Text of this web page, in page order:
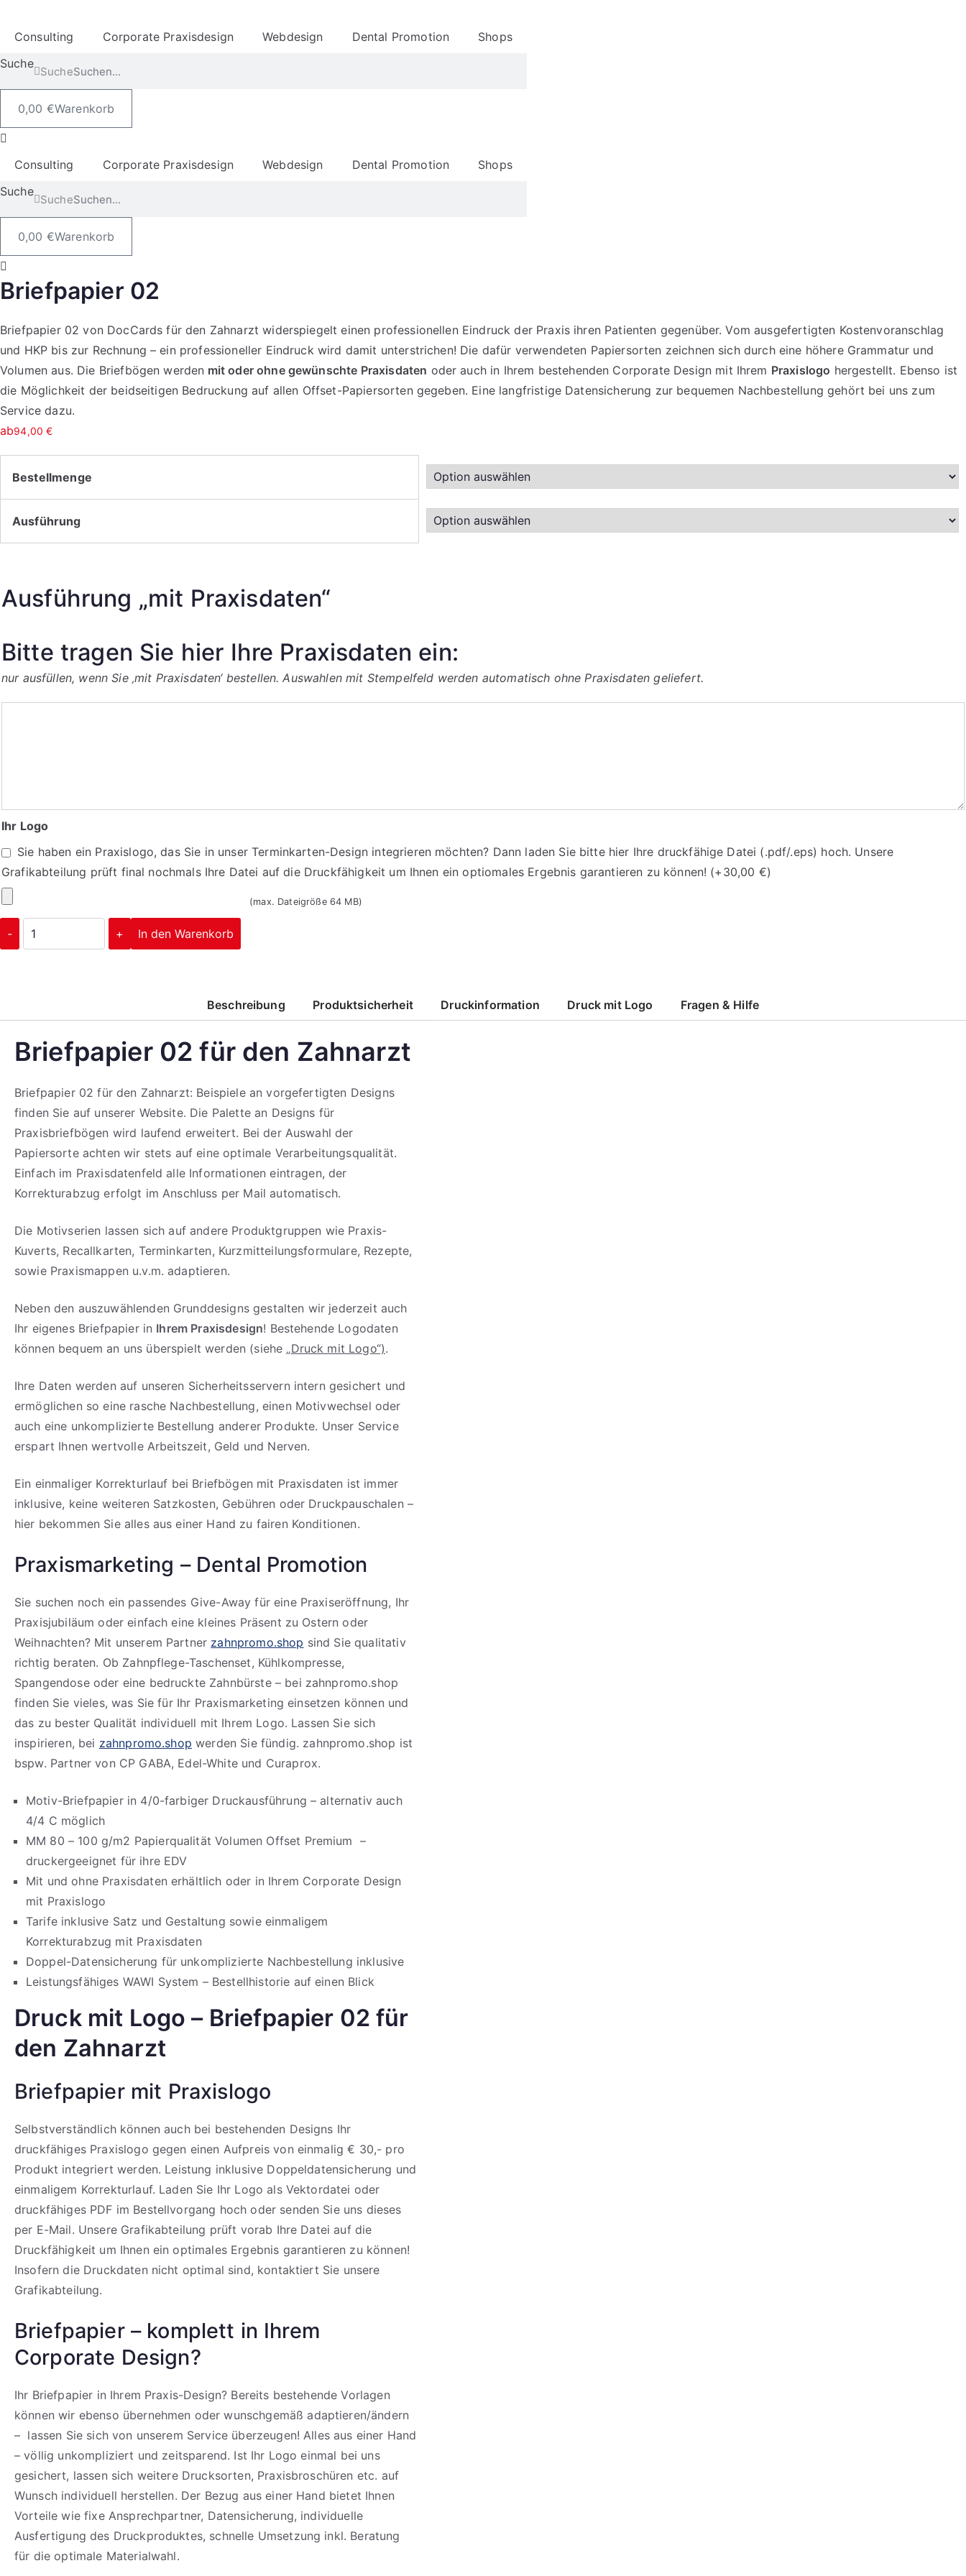
Consulting Corporate Praxisdesign Webdesign Dental Promotion
Shops
Suche
Suche
0,00 €Warenkorb
Consulting Corporate Praxisdesign Webdesign Dental Promotion
Shops
Suche
Suche
0,00 €Warenkorb
Briefpapier 02
Briefpapier 02 von DocCards für den Zahnarzt widerspiegelt einen professionellen Eindruck der Praxis ihren Patienten gegenüber. Vom ausgefertigten Kostenvoranschlag
und HKP bis zur Rechnung – ein professioneller Eindruck wird damit unterstrichen! Die dafür verwendeten Papiersorten zeichnen sich durch eine höhere Grammatur und
Volumen aus. Die Briefbögen werden mit oder ohne gewünschte Praxisdaten oder auch in Ihrem bestehenden Corporate Design mit Ihrem Praxislogo hergestellt. Ebenso ist
die Möglichkeit der beidseitigen Bedruckung auf allen Offset-Papiersorten gegeben. Eine langfristige Datensicherung zur bequemen Nachbestellung gehört bei uns zum
Service dazu.
ab94,00€
Bestellmenge
Ausführung
Ausführung „mit Praxisdaten“
Bitte tragen Sie hier Ihre Praxisdaten ein:
nur ausfüllen, wenn Sie ‚mit Praxisdaten‘ bestellen. Auswahlen mit Stempelfeld werden automatisch ohne Praxisdaten geliefert.
Praxisdaten
ein:
Ihr Logo
Sie haben ein Praxislogo, das Sie in unser Terminkarten-Design integrieren möchten? Dann laden Sie bitte hier Ihre druckfähige Datei (.pdf/.eps) hoch. Unsere
Grafikabteilung prüft final nochmals Ihre Datei auf die Druckfähigkeit um Ihnen ein optiomales Ergebnis garantieren zu können! (+ 30,00 €)
Logo
(max. Dateigröße 64 MB)
-
Briefpapier
02
+ In den Warenkorb
Corporate Design
mehr erfahren
Corporate Design
Beschreibung Produktsicherheit Druckinformation Druck mit Logo Fragen & Hilfe
Briefpapier 02 für den Zahnarzt
Briefpapier 02 für den Zahnarzt: Beispiele an vorgefertigten Designs
finden Sie auf unserer Website. Die Palette an Designs für
Praxisbriefbögen wird laufend erweitert. Bei der Auswahl der
Papiersorte achten wir stets auf eine optimale Verarbeitungsqualität.
Einfach im Praxisdatenfeld alle Informationen eintragen, der
Korrekturabzug erfolgt im Anschluss per Mail automatisch.
Die Motivserien lassen sich auf andere Produktgruppen wie Praxis-
Kuverts, Recallkarten, Terminkarten, Kurzmitteilungsformulare, Rezepte,
sowie Praxismappen u.v.m. adaptieren.
Neben den auszuwählenden Grunddesigns gestalten wir jederzeit auch
Ihr eigenes Briefpapier in Ihrem Praxisdesign! Bestehende Logodaten
können bequem an uns überspielt werden (siehe „Druck mit Logo“).
Ihre Daten werden auf unseren Sicherheitsservern intern gesichert und
ermöglichen so eine rasche Nachbestellung, einen Motivwechsel oder
auch eine unkomplizierte Bestellung anderer Produkte. Unser Service
erspart Ihnen wertvolle Arbeitszeit, Geld und Nerven.
Ein einmaliger Korrekturlauf bei Briefbögen mit Praxisdaten ist immer
inklusive, keine weiteren Satzkosten, Gebühren oder Druckpauschalen –
hier bekommen Sie alles aus einer Hand zu fairen Konditionen.
Praxismarketing – Dental Promotion
Sie suchen noch ein passendes Give-Away für eine Praxiseröffnung, Ihr
Praxisjubiläum oder einfach eine kleines Präsent zu Ostern oder
Weihnachten? Mit unserem Partner zahnpromo.shop sind Sie qualitativ
richtig beraten. Ob Zahnpflege-Taschenset, Kühlkompresse,
Spangendose oder eine bedruckte Zahnbürste – bei zahnpromo.shop
finden Sie vieles, was Sie für Ihr Praxismarketing einsetzen können und
das zu bester Qualität individuell mit Ihrem Logo. Lassen Sie sich
inspirieren, bei zahnpromo.shop werden Sie fündig. zahnpromo.shop ist
bspw. Partner von CP GABA, Edel-White und Curaprox.
Motiv-Briefpapier in 4/0-farbiger Druckausführung – alternativ auch
4/4 C möglich
MM 80 – 100 g/m2 Papierqualität Volumen Offset Premium –
druckergeeignet für ihre EDV
Mit und ohne Praxisdaten erhältlich oder in Ihrem Corporate Design
mit Praxislogo
Tarife inklusive Satz und Gestaltung sowie einmaligem
Korrekturabzug mit Praxisdaten
Doppel-Datensicherung für unkomplizierte Nachbestellung inklusive
Leistungsfähiges WAWI System – Bestellhistorie auf einen Blick
Druck mit Logo – Briefpapier 02 für
den Zahnarzt
Briefpapier mit Praxislogo
Selbstverständlich können auch bei bestehenden Designs Ihr
druckfähiges Praxislogo gegen einen Aufpreis von einmalig € 30,- pro
Produkt integriert werden. Leistung inklusive Doppeldatensicherung und
einmaligem Korrekturlauf. Laden Sie Ihr Logo als Vektordatei oder
druckfähiges PDF im Bestellvorgang hoch oder senden Sie uns dieses
per E-Mail. Unsere Grafikabteilung prüft vorab Ihre Datei auf die
Druckfähigkeit um Ihnen ein optimales Ergebnis garantieren zu können!
Insofern die Druckdaten nicht optimal sind, kontaktiert Sie unsere
Grafikabteilung.
Briefpapier – komplett in Ihrem
Corporate Design?
Ihr Briefpapier in Ihrem Praxis-Design? Bereits bestehende Vorlagen
können wir ebenso übernehmen oder wunschgemäß adaptieren/ändern
– lassen Sie sich von unserem Service überzeugen! Alles aus einer Hand
– völlig unkompliziert und zeitsparend. Ist Ihr Logo einmal bei uns
gesichert, lassen sich weitere Drucksorten, Praxisbroschüren etc. auf
Wunsch individuell herstellen. Der Bezug aus einer Hand bietet Ihnen
Vorteile wie fixe Ansprechpartner, Datensicherung, individuelle
Ausfertigung des Druckproduktes, schnelle Umsetzung inkl. Beratung
für die optimale Materialwahl.